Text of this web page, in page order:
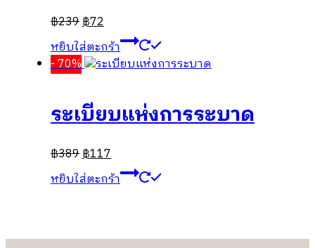
฿239฿72
หยิบใส่ตะกร้า
- 70%
ระเบียบแห่งการระบาด
฿389฿117
หยิบใส่ตะกร้า